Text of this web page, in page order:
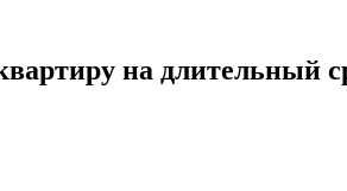
на длительный